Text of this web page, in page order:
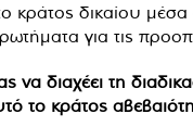
κράτος δικαίου
για τις
να διαχέει τη
το κράτος